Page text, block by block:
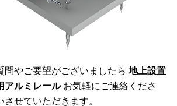
問やご要望がございましたら 地上設置
アルミレール お気軽にご連絡くださ
せていただきます。